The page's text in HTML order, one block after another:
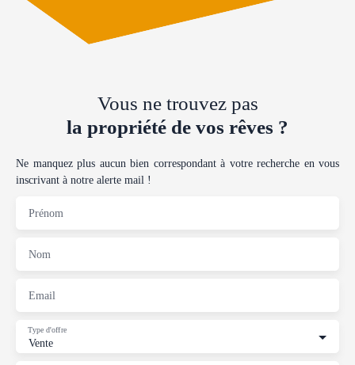
Vous ne trouvez pas
la propriété de vos rêves ?
Ne manquez plus aucun bien correspondant à votre recherche en vous
inscrivant à notre alerte mail !
Prénom
Nom
Email
Vente
Type d'offre